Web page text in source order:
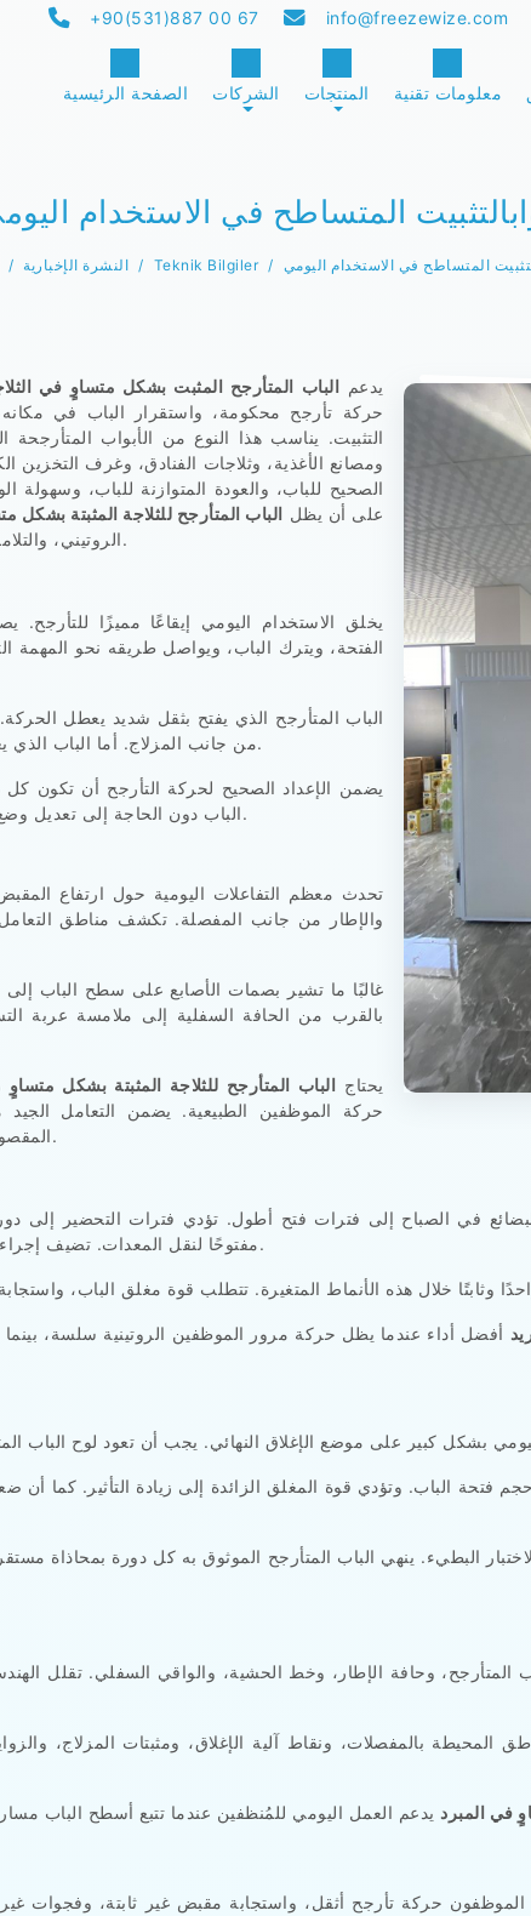
+90(531)887 00 67 info@freezewize.com
الصفحة الرئيسية الشركات المنتجات معلومات تقنية
المتساطح في الاستخدام
النشرة الإخبارية Teknik Bilgiler المتساطح في الاستخدام اليومي
يدعم الباب المتأرجح المثبت بشكل متساوٍ في
حركة تأرجح محكومة، واستقرار الباب في
التثبيت. يناسب هذا النوع من الأبواب
ومصانع الأغذية، وثلاجات الفنادق، وغرف
الصحيح للباب، والعودة المتوازنة للباب،
على أن يظل الباب المتأرجح للثلاجة المثبتة بشكل
الروتيني، والتلامس الخفيف مع العربات، وجمع المنتجات بشكل متكرر.
يخلق الاستخدام اليومي إيقاعًا مميزًا
الفتحة، ويترك الباب، ويواصل طريقه نحو المهمة
الباب المتأرجح الذي يفتح بثقل شديد يعطل
من جانب المزلاج. أما الباب الذي يغلق ببطء شديد فيظل مفتوحًا بعد انتهاء حركة المرور.
يضمن الإعداد الصحيح لحركة التأرجح أن تكون كل
الباب دون الحاجة إلى تعديل وضع الجسم أو تغيير قبضتهم على المنتجات التي يحملونها.
تحدث معظم التفاعلات اليومية حول ارتفاع
والإطار من جانب المفصلة. تكشف مناطق
غالبًا ما تشير بصمات الأصابع على سطح الباب
بالقرب من الحافة السفلية إلى ملامسة عربة
يحتاج الباب المتأرجح للثلاجة المثبتة بشكل
حركة الموظفين الطبيعية. يضمن التعامل الجيد
المقصودة بدلاً من سطح الباب أو خط الحشية أو حافة الإطار.
في الصباح إلى فترات فتح أطول. تؤدي فترات التحضير إلى
مفتوحًا لنقل المعدات. تضيف إجراءات الإغلاق أنشطة فحص بالقرب من الحشية أو العتبة.
أفضل أداء عندما يظل حركة مرور الموظفين الروتينية سلسة،
فتحة الباب. وتؤدي قوة المغلق الزائدة إلى زيادة التأثير. كما
البطيء. ينهي الباب المتأرجح الموثوق به كل دورة بمحاذاة
وحافة الإطار، وخط الحشية، والواقي السفلي. تقلل
المحيطة بالمفصلات، ونقاط آلية الإغلاق، ومثبتات المزلاج،
في المبرد
حركة تأرجح أثقل، واستجابة مقبض غير ثابتة، وفجوات